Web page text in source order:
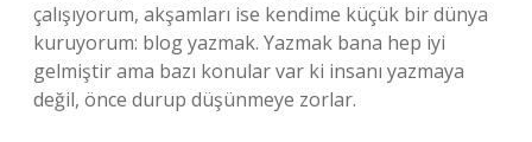
çalışıyorum, akşamları ise kendime küçük bir dünya
kuruyorum: blog yazmak. Yazmak bana hep iyi
gelmiştir ama bazı konular var ki insanı yazmaya
değil, önce durup düşünmeye zorlar.